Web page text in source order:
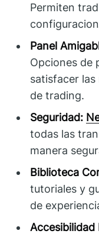
Permiten
Panel
Opciones de
satisfacer las
de trading.
Seguridad:
todas las
manera
Biblioteca
tutoriales y
de
Accesibilidad